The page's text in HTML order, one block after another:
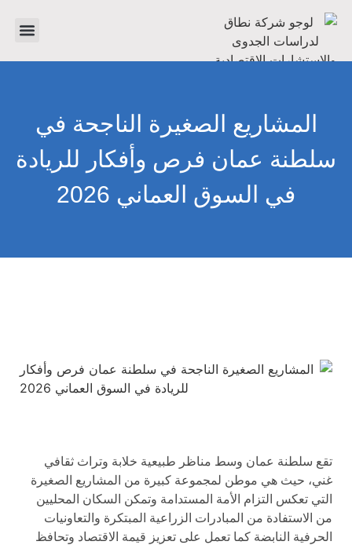
المشاريع الصغيرة الناجحة في
سلطنة عمان فرص وأفكار للريادة
في السوق العماني 2026
تقع سلطنة عمان وسط مناظر طبيعية خلابة وتراث ثقافي
غني، حيث هي موطن لمجموعة كبيرة من المشاريع الصغيرة
التي تعكس التزام الأمة المستدامة وتمكن السكان المحليين
من الاستفادة من المبادرات الزراعية المبتكرة والتعاونيات
الحرفية النابضة كما تعمل على تعزيز قيمة الاقتصاد وتحافظ